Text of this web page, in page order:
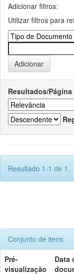
Adicionar filtros:
Utilizar filtros para
Resultados/Página
Resultado 1-1 de 1.
Conjunto de itens:
Pré-
visualização
Data